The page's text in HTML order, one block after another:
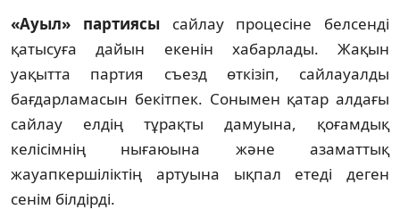
«Ауыл» партиясысайлау процесіне белсенді
қатысуға дайын екенін хабарлады. Жақын
уақытта партия съезд өткізіп, сайлауалды
бағдарламасын бекітпек. Сонымен қатар алдағы
сайлау елдің тұрақты дамуына, қоғамдық
келісімнің нығаюына және азаматтық
жауапкершіліктің артуына ықпал етеді деген
сенім білдірді.